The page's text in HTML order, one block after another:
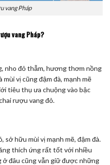
vang Pháp
vang Pháp?
nho đỏ thẫm, hương thơm nồng
vị cũng đậm đà, mạnh mẽ
tiêu thụ ưa chuộng vào bậc
rượu vang đỏ.
hữu mùi vị mạnh mẽ, đậm đà.
thích ứng rất tốt với nhiều
ở đâu cũng vẫn giữ được những